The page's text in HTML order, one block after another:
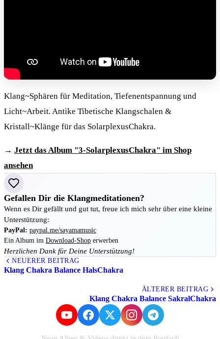
Klang~Sphären für Meditation, Tiefenentspannung und
Licht~Arbeit. Antike Tibetische Klangschalen &
Kristall~Klänge für das SolarplexusChakra.
→ Jetzt das Album "3-SolarplexusChakra" im Shop
ansehen
Gefallen Dir die Klangmeditationen?
Wenn es Dir gefällt und gut tut, freue ich mich sehr über eine kleine
Unterstützung:
PayPal: paypal.me/sayamamusic
Ein Album im Download-Shop erwerben
Herzlichen Dank für Deine Unterstützung!
NEUERER BEITRAG
Klang Chakra Balance HalsChakra
ÄLTERER BEITRAG
Klang Chakra Balance SakralChakra